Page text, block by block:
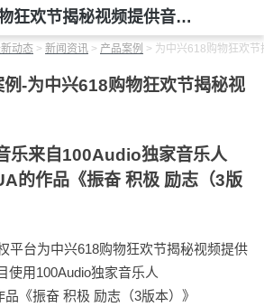
为中兴618购物狂欢节揭秘视频提供音乐版权
动态 > 新闻资讯 > 产品案例 > 为中兴618购物狂欢节
例-为中兴618购物狂欢节揭秘视
乐来自100Audio独家音乐人
的作品《振奋 积极 励志（3版
平台为中兴618购物狂欢节揭秘视频提供
使用100Audio独家音乐人
《振奋 积极 励志（3版本）》